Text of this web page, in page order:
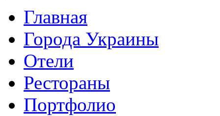
Главная
Города Украины
Отели
Рестораны
Портфолио